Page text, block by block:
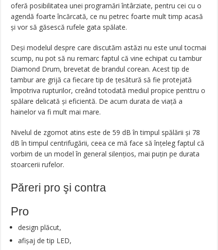
oferă posibilitatea unei programări întârziate, pentru cei cu o
agendă foarte încărcată, ce nu petrec foarte mult timp acasă
și vor să găsescă rufele gata spălate.
Deși modelul despre care discutăm astăzi nu este unul tocmai
scump, nu pot să nu remarc faptul că vine echipat cu tambur
Diamond Drum, brevetat de brandul corean. Acest tip de
tambur are grijă ca fiecare tip de țesătură să fie protejată
împotriva rupturilor, creând totodată mediul propice penttru o
spălare delicată și eficientă. De acum durata de viață a
hainelor va fi mult mai mare.
Nivelul de zgomot atins este de 59 dB în timpul spălării și 78
dB în timpul centrifugării, ceea ce mă face să înțeleg faptul că
vorbim de un model în general silențios, mai puțin pe durata
stoarcerii rufelor.
Păreri pro şi contra
Pro
design plăcut,
afișaj de tip LED,